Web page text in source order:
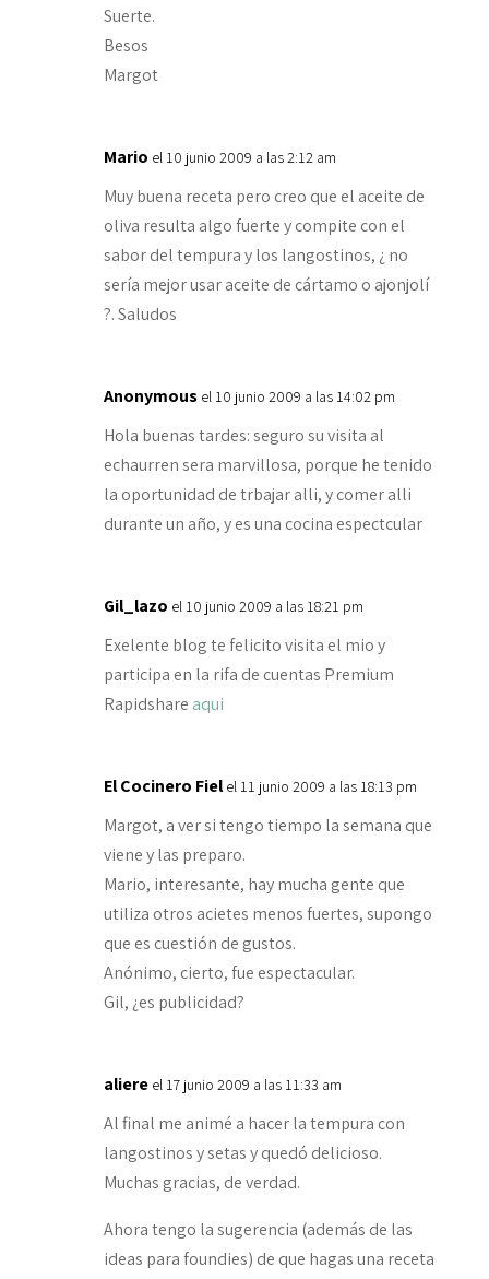
Suerte.
Besos
Margot
Mario el 10 junio 2009 a las 2:12 am
Muy buena receta pero creo que el aceite de
oliva resulta algo fuerte y compite con el
sabor del tempura y los langostinos, ¿ no
sería mejor usar aceite de cártamo o ajonjolí
?. Saludos
Anonymous el 10 junio 2009 a las 14:02 pm
Hola buenas tardes: seguro su visita al
echaurren sera marvillosa, porque he tenido
la oportunidad de trbajar alli, y comer alli
durante un año, y es una cocina espectcular
Gil_lazo el 10 junio 2009 a las 18:21 pm
Exelente blog te felicito visita el mio y
participa en la rifa de cuentas Premium
Rapidshare aqui
El Cocinero Fiel el 11 junio 2009 a las 18:13 pm
Margot, a ver si tengo tiempo la semana que
viene y las preparo.
Mario, interesante, hay mucha gente que
utiliza otros acietes menos fuertes, supongo
que es cuestión de gustos.
Anónimo, cierto, fue espectacular.
Gil, ¿es publicidad?
aliere el 17 junio 2009 a las 11:33 am
Al final me animé a hacer la tempura con
langostinos y setas y quedó delicioso.
Muchas gracias, de verdad.
Ahora tengo la sugerencia (además de las
ideas para foundies) de que hagas una receta